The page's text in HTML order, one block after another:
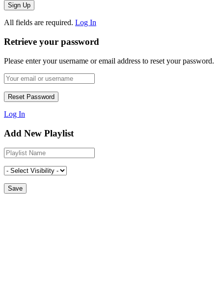
All fields are required. Log In
Retrieve your password
Please enter your username or email address to reset your password.
Log In
Add New Playlist